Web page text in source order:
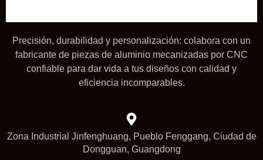
Precisión, durabilidad y personalización: colabora con un
fabricante de piezas de aluminio mecanizadas por CNC
confiable para dar vida a tus diseños con calidad y
eficiencia incomparables.
Zona Industrial Jinfenghuang, Pueblo Fenggang, Ciudad de
Dongguan, Guangdong